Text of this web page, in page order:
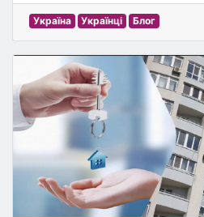
Україна Українці Блог